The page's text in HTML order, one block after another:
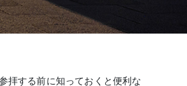
拝する前に知っておくと便利な